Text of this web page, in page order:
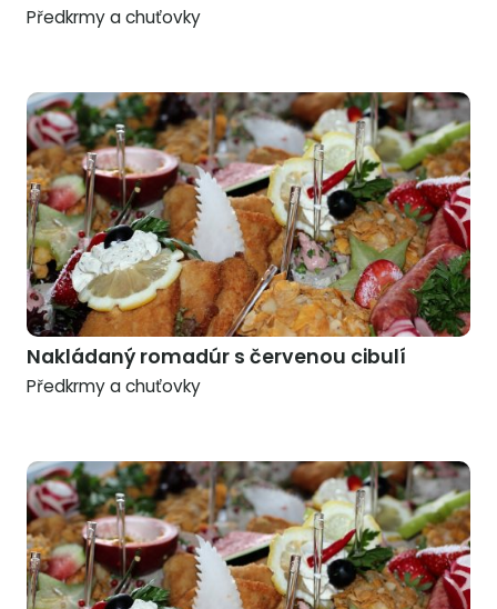
Předkrmy a chuťovky
Nakládaný romadúr s červenou cibulí
Předkrmy a chuťovky